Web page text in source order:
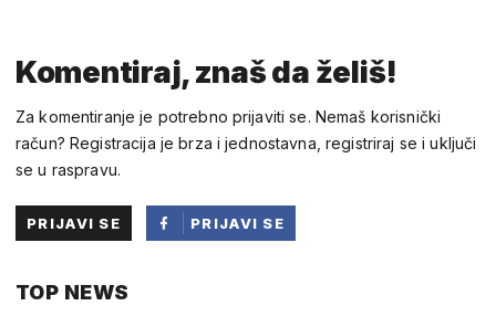
Komentiraj, znaš da želiš!
Za komentiranje je potrebno prijaviti se. Nemaš korisnički
račun? Registracija je brza i jednostavna, registriraj se i uključi
se u raspravu.
PRIJAVI SE
PRIJAVI SE
TOP NEWS